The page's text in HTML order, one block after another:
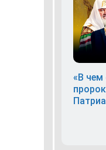
«В чем